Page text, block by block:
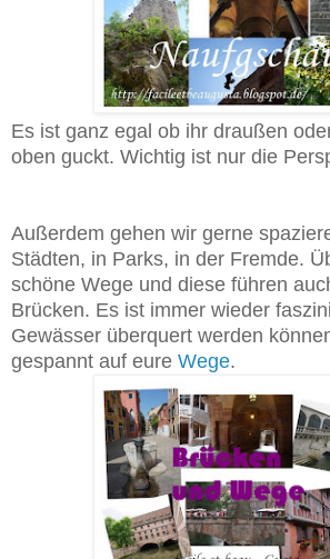
Es ist ganz egal ob ihr draußen
oben guckt. Wichtig ist nur die
Außerdem gehen wir gerne
Städten, in Parks, in der Fremde.
schöne Wege und diese führen
Brücken. Es ist immer wieder
Gewässer überquert werden
gespannt auf eure Wege.